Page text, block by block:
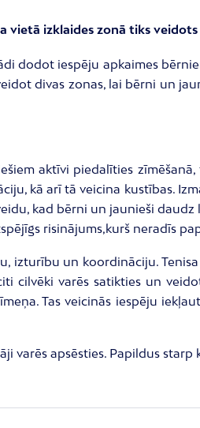
vietā izklaides zonā tiks veidots
dodot iespēju apkaimes
divas zonas, lai bērni un
aktīvi piedalīties
kā arī tā veicina kustības.
kad bērni un jaunieši
risinājums,kurš neradīs
izturību un koordināciju.
cilvēki varēs satikties un
Tas veicinās iespēju
varēs apsēsties. Papildus